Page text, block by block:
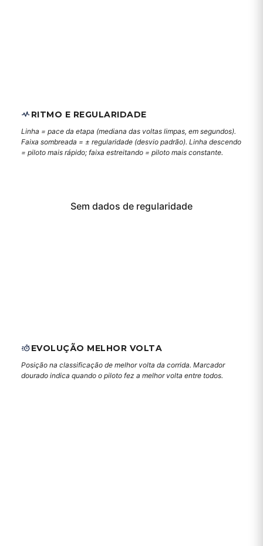
RITMO E REGULARIDADE
Linha = pace da etapa (mediana das voltas limpas, em segundos).
Faixa sombreada = ± regularidade (desvio padrão). Linha descendo
= piloto mais rápido; faixa estreitando = piloto mais constante.
Sem dados de regularidade
EVOLUÇÃO MELHOR VOLTA
Posição na classificação de melhor volta da corrida. Marcador
dourado indica quando o piloto fez a melhor volta entre todos.